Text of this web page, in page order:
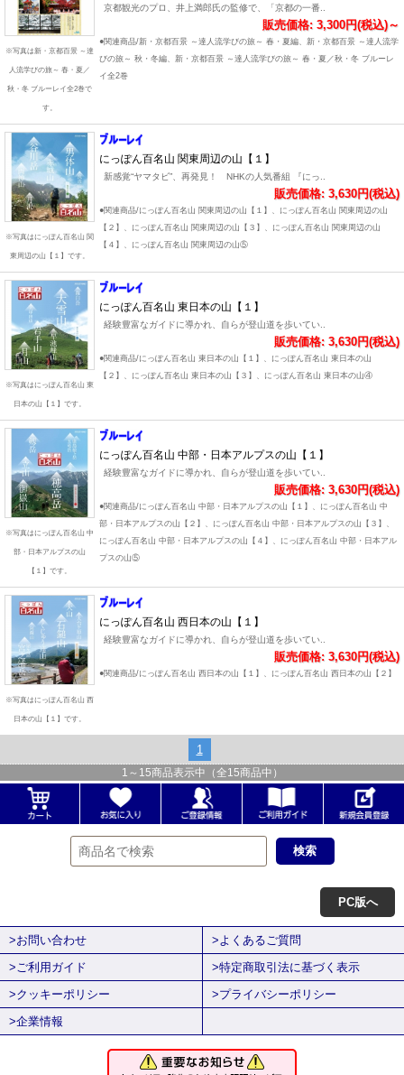
※写真は新・京都百景 ～達
人流学びの旅～ 春・夏／
秋・冬 ブルーレイ全2巻で
す。
京都観光のプロ、井上満郎氏の監修で、「京都の一番..
販売価格: 3,300円(税込)～
●関連商品/新・京都百景 ～達人流学びの旅～ 春・夏編、新・京都百景 ～達人流学
びの旅～ 秋・冬編、新・京都百景 ～達人流学びの旅～ 春・夏／秋・冬 ブルーレ
イ全2巻
※写真はにっぽん百名山 関
東周辺の山【１】です。
にっぽん百名山 関東周辺の山【１】
新感覚“ヤマタビ”、再発見！ NHKの人気番組 『にっ..
販売価格: 3,630円(税込)
●関連商品/にっぽん百名山 関東周辺の山【１】、にっぽん百名山 関東周辺の山
【２】、にっぽん百名山 関東周辺の山【３】、にっぽん百名山 関東周辺の山
【４】、にっぽん百名山 関東周辺の山⑤
※写真はにっぽん百名山 東
日本の山【１】です。
にっぽん百名山 東日本の山【１】
経験豊富なガイドに導かれ、自らが登山道を歩いてい..
販売価格: 3,630円(税込)
●関連商品/にっぽん百名山 東日本の山【１】、にっぽん百名山 東日本の山
【２】、にっぽん百名山 東日本の山【３】、にっぽん百名山 東日本の山④
※写真はにっぽん百名山 中
部・日本アルプスの山
【１】です。
にっぽん百名山 中部・日本アルプスの山【１】
経験豊富なガイドに導かれ、自らが登山道を歩いてい..
販売価格: 3,630円(税込)
●関連商品/にっぽん百名山 中部・日本アルプスの山【１】、にっぽん百名山 中
部・日本アルプスの山【２】、にっぽん百名山 中部・日本アルプスの山【３】、
にっぽん百名山 中部・日本アルプスの山【４】、にっぽん百名山 中部・日本アル
プスの山⑤
※写真はにっぽん百名山 西
日本の山【１】です。
にっぽん百名山 西日本の山【１】
経験豊富なガイドに導かれ、自らが登山道を歩いてい..
販売価格: 3,630円(税込)
●関連商品/にっぽん百名山 西日本の山【１】、にっぽん百名山 西日本の山【２】
1
1 ～ 15商品表示中（全15商品中）
PC版へ
>お問い合わせ
>よくあるご質問
>ご利用ガイド
>特定商取引法に基づく表示
>クッキーポリシー
>プライバシーポリシー
>企業情報